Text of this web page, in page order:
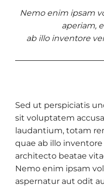
Nemo enim ipsam
aperiam,
ab illo inventore
Sed ut perspiciatis
sit voluptatem
laudantium, totam
quae ab illo
architecto beatae
Nemo enim ipsam
aspernatur aut odit